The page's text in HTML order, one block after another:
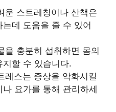
운 스트레칭이나 산책은
데 도움을 줄 수 있어
을 충분히 섭취하면 몸의
할 수 있습니다.
레스는 증상을 악화시킬
요가를 통해 관리하세